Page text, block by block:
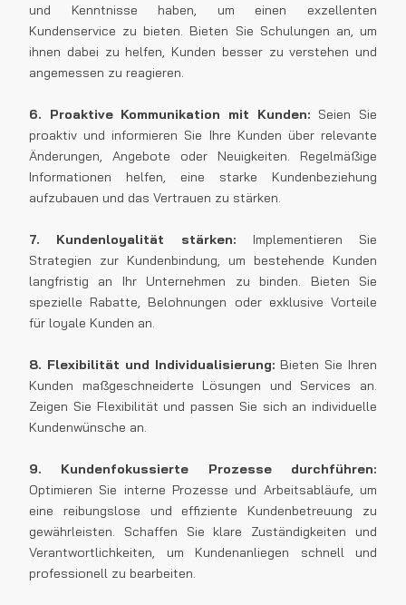
und Kenntnisse haben, um einen exzellenten
Kundenservice zu bieten. Bieten Sie Schulungen an, um
ihnen dabei zu helfen, Kunden besser zu verstehen und
angemessen zu reagieren.
6. Proaktive Kommunikation mit Kunden: Seien Sie
proaktiv und informieren Sie Ihre Kunden über relevante
Änderungen, Angebote oder Neuigkeiten. Regelmäßige
Informationen helfen, eine starke Kundenbeziehung
aufzubauen und das Vertrauen zu stärken.
7. Kundenloyalität stärken: Implementieren Sie
Strategien zur Kundenbindung, um bestehende Kunden
langfristig an Ihr Unternehmen zu binden. Bieten Sie
spezielle Rabatte, Belohnungen oder exklusive Vorteile
für loyale Kunden an.
8. Flexibilität und Individualisierung: Bieten Sie Ihren
Kunden maßgeschneiderte Lösungen und Services an.
Zeigen Sie Flexibilität und passen Sie sich an individuelle
Kundenwünsche an.
9. Kundenfokussierte Prozesse durchführen:
Optimieren Sie interne Prozesse und Arbeitsabläufe, um
eine reibungslose und effiziente Kundenbetreuung zu
gewährleisten. Schaffen Sie klare Zuständigkeiten und
Verantwortlichkeiten, um Kundenanliegen schnell und
professionell zu bearbeiten.